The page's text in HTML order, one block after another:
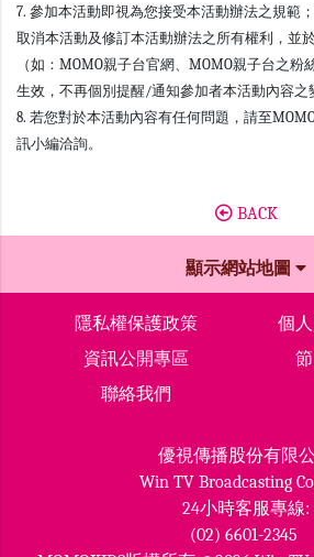
7. 參加本活動即視為您接受本活動辦法之規範
取消本活動及修訂本活動辦法之所有權利，並
（如：MOMO親子台官網、MOMO親子台之
生效，不再個別提醒/通知參加者本活動內容之
8. 若您對於本活動內容有任何問題，請至
訊小編洽詢。
BACK
顯示網站地圖
隱私權保護政策
個
資訊公開專區
聯絡我們
優視傳播股份有限
Win TV Broadcasting
24小時客服專線:
(02) 6601-2345